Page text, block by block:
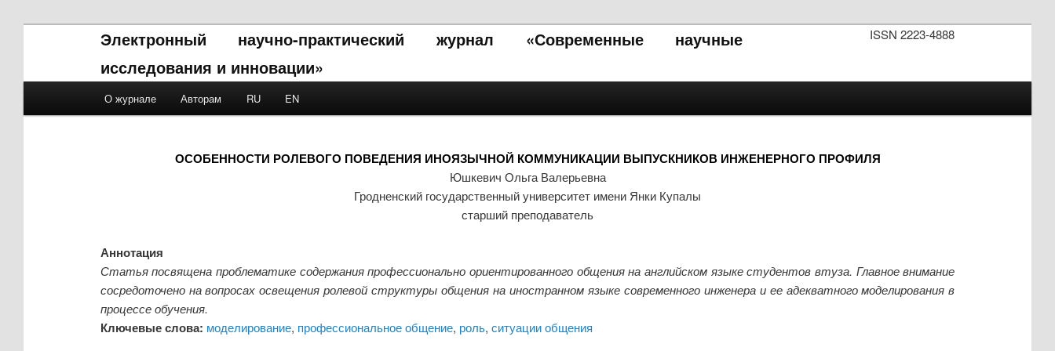
ISSN 2223-4888
Электронный научно-практический журнал «Современные научные
исследования и инновации»
Skip to primary content
Skip to secondary content
О журнале Авторам RU EN
ОСОБЕННОСТИ РОЛЕВОГО ПОВЕДЕНИЯ ИНОЯЗЫЧНОЙ КОММУНИКАЦИИ ВЫПУСКНИКОВ ИНЖЕНЕРНОГО ПРОФИЛЯ
Юшкевич Ольга Валерьевна
Гродненский государственный университет имени Янки Купалы
старший преподаватель
Аннотация
Статья посвящена проблематике содержания профессионально ориентированного общения на английском языке студентов втуза. Главное внимание
сосредоточено на вопросах освещения ролевой структуры общения на иностранном языке современного инженера и ее адекватного моделирования в
процессе обучения.
Ключевые слова: моделирование, профессиональное общение, роль, ситуации общения